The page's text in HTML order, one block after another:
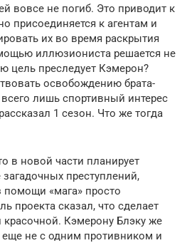
вовсе не погиб. Это приводит к
присоединяется к агентам и
их во время раскрытия
иллюзиониста решается не
цель преследует Кэмерон?
освобождению брата-
лишь спортивный интерес
1 сезон. Что же тогда
в новой части планирует
преступлений,
помощи «мага» просто
проекта сказал, что сделает
красочной. Кэмерону Блэку же
еще не с одним противником и